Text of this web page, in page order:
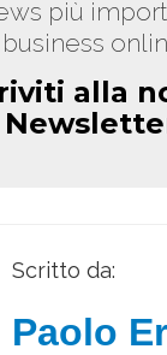
più
business
alla
Scritto da:
Paolo